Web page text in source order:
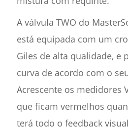
A válvula TWO do
está equipada com um
Giles de alta qualidade, e
curva de acordo com o
Acrescente os medidores
que ficam vermelhos
terá todo o feedback